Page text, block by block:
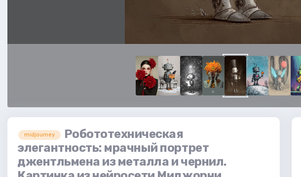
midjourney
Робототехническая
элегантность: мрачный портрет
джентльмена из металла и чернил.